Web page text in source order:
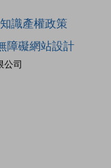
公司
識產權政策
障礙網站設計